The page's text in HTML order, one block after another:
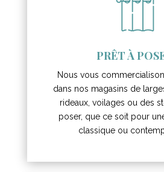
PRÊT À
Nous vous
dans nos magasins de
rideaux, voilages ou des
poser, que ce soit pour
classique ou